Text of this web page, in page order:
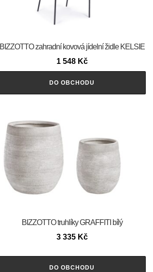
BIZZOTTO zahradní kovová jídelní židle KELSIE
1 548 Kč
DO OBCHODU
BIZZOTTO truhlíky GRAFFITI bílý
3 335 Kč
DO OBCHODU